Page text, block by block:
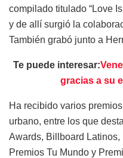
compilado titulado “Love
y de allí surgió la
También grabó junto a
Te puede interesar:
gracias a su
Ha recibido varios
urbano, entre los que
Awards, Billboard
Premios Tu Mundo y